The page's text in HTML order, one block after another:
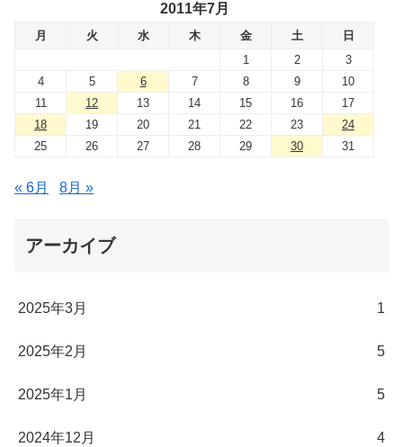
2011年7月
月 火 水 木 金 土
日
1
2
3
4
5 6 7 8 9
10
11
12 13 14 15 16
17
18
19 20 21 22 23
24
25
26 27 28 29 30 31
« 6月 8月 »
アーカイブ
2025年3月 1
2025年2月 5
2025年1月 5
2024年12月 4